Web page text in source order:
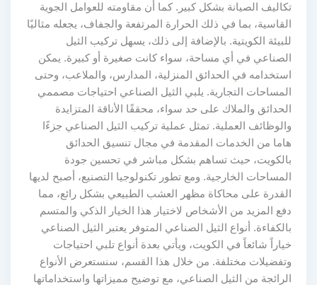
تكاليف الصيانة بشكل كبير. كما أن مقاومته للعوامل الجوية
القاسية، بما في ذلك الحرارة المرتفعة والجفاف، يجعله مثاليًا
للبيئة الكويتية. بالإضافة إلى ذلك، يسهل تركيب الثيل
الصناعي في أي مساحة، سواء كانت صغيرة أو كبيرة. يمكن
استخدامه في الحدائق المنزلية، المدارس، والملاعب، وحتى
المساحات التجارية. يلبي الثيل الصناعي احتياجات مصممي
الحدائق والملاك على حد سواء، محققًا الأناقة المتزايدة
والوظائف العملية. تمثل عملية تركيب الثيل الصناعي جزءًا
هاما من الخدمات المقدمة في مجال تنسيق الحدائق
بالكويت، حيث تساهم بشكل مباشر في تحسين جودة
المساحات الخارجية. ومع تطور تكنولوجيا التصنيع، أصبح لديها
القدرة على محاكاة مظهر العشب الطبيعي بشكل رائع، مما
دفع المزيد من الأشخاص لاختيار هذا الخيار الذكي والمتسم
بالكفاءة. أنواع الثيل الصناعي المتوفر يعتبر الثيل الصناعي
خياراً شائعاً في الكويت، ويأتي بعدة أنواع تلبي احتياجات
وتفضيلات مختلفة. من خلال هذا القسم، سنستعرض الأنواع
الرائجة من الثيل الصناعي، مع توضيح مميزاتها واستخداماتها